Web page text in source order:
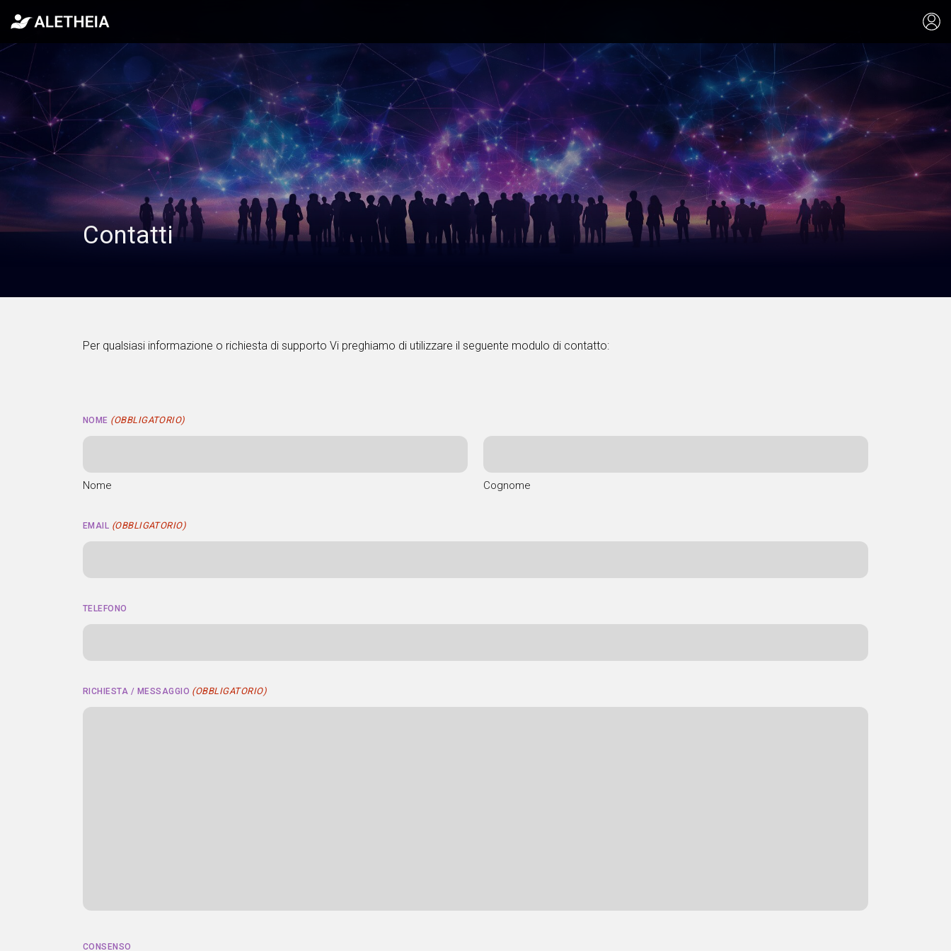
Contatti
Per qualsiasi informazione o richiesta di supporto Vi preghiamo di utilizzare il seguente modulo di contatto:
NOME (OBBLIGATORIO)
Nome Cognome
EMAIL (OBBLIGATORIO)
TELEFONO
RICHIESTA / MESSAGGIO (OBBLIGATORIO)
CONSENSO